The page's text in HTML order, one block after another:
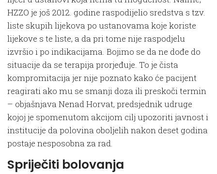
HZZO je još 2012. godine raspodijelio sredstva s tzv.
liste skupih lijekova po ustanovama koje koriste
lijekove s te liste, a da pri tome nije raspodjelu
izvršio i po indikacijama. Bojimo se da ne dođe do
situacije da se terapija prorjeđuje. To je čista
kompromitacija jer nije poznato kako će pacijent
reagirati ako mu se smanji doza ili preskoči termin
– objašnjava Nenad Horvat, predsjednik udruge
kojoj je spomenutom akcijom cilj upozoriti javnost i
institucije da polovina oboljelih nakon deset godina
postaje nesposobna za rad.
Spriječiti bolovanja